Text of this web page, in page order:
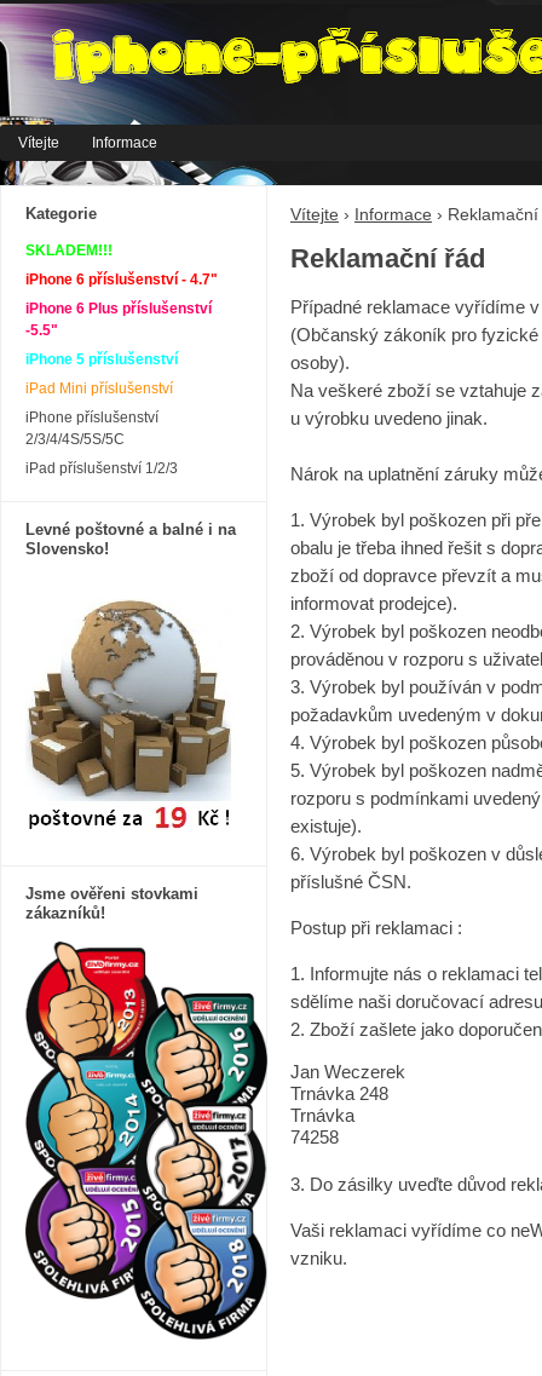
Vítejte Informace
Vítejte › Informace ›
Reklamační řád
Případné reklamace vyřídíme
(Občanský zákoník pro
osoby).
Na veškeré zboží se vztahuje
u výrobku uvedeno jinak.
Nárok na uplatnění záruky
1. Výrobek byl poškozen při
obalu je třeba ihned řešit s
zboží od dopravce převzít a
informovat prodejce).
2. Výrobek byl poškozen
prováděnou v rozporu s
3. Výrobek byl používán v
požadavkům uvedeným v
4. Výrobek byl poškozen
5. Výrobek byl poškozen
rozporu s podmínkami
existuje).
6. Výrobek byl poškozen v
příslušné ČSN.
Postup při reklamaci :
1. Informujte nás o reklamaci
sdělíme naši doručovací
2. Zboží zašlete jako
Jan Weczerek
Trnávka 248
Trnávka
74258
3. Do zásilky uveďte důvod
Vaši reklamaci vyřídíme co
vzniku.
Kategorie
SKLADEM!!!
iPhone 6 příslušenství - 4.7"
iPhone 6 Plus příslušenství
-5.5"
iPhone 5 příslušenství
iPad Mini příslušenství
iPhone příslušenství
2/3/4/4S/5S/5C
iPad příslušenství 1/2/3
Levné poštovné a balné i na
Slovensko!
Jsme ověřeni stovkami
zákazníků!